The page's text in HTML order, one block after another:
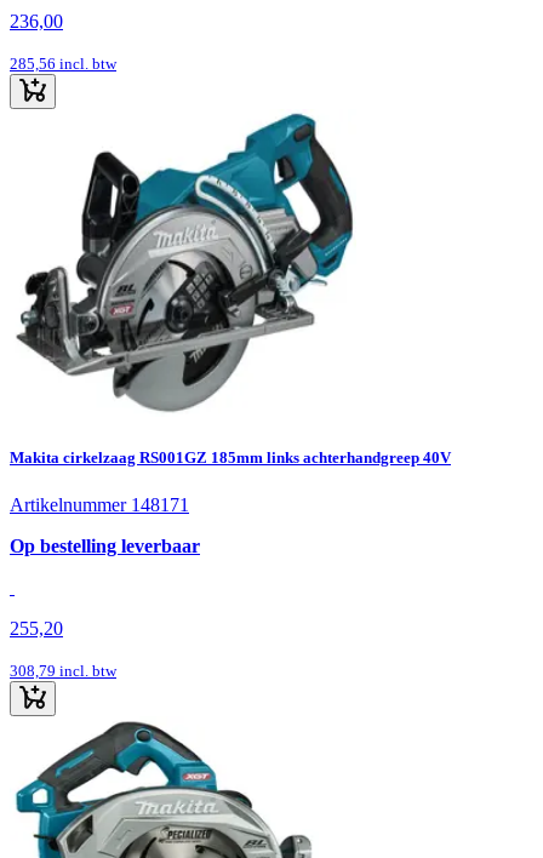
236,00
285,56 incl. btw
Makita cirkelzaag RS001GZ 185mm links achterhandgreep 40V
Artikelnummer 148171
Op bestelling leverbaar
255,20
308,79 incl. btw